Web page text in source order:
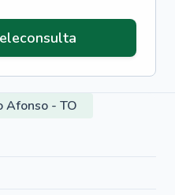
Afonso - TO